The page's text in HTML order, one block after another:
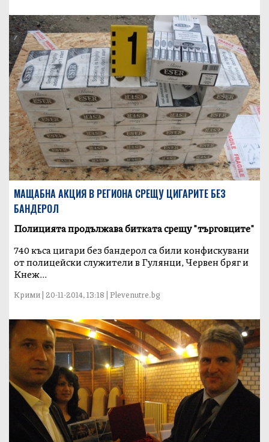
МАЩАБНА АКЦИЯ В РЕГИОНА СРЕЩУ ЦИГАРИТЕ БЕЗ
БАНДЕРОЛ
Полицията продължава битката срещу "търговците"
740 къса цигари без бандерол са били конфискувани
от полицейски служители в Гулянци, Червен бряг и
Кнеж...
Крими | 20-11-2014, 13:18 | Plevenutre.bg